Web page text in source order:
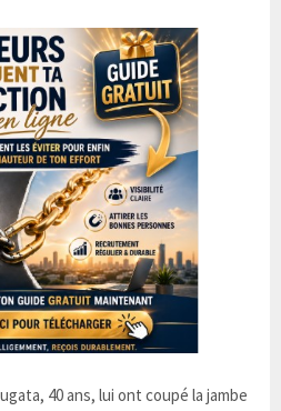
40 ans, lui ont coupé la jambe